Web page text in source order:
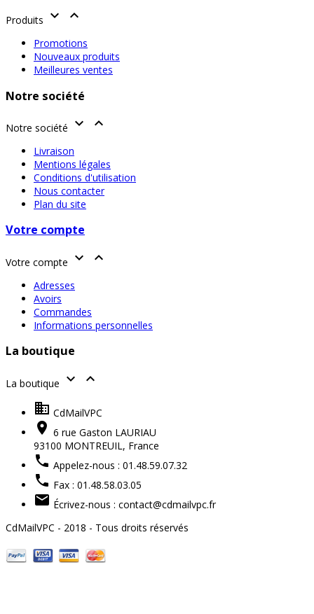
Produits  
Promotions
Nouveaux produits
Meilleures ventes
Notre société
Notre société  
Livraison
Mentions légales
Conditions d'utilisation
Nous contacter
Plan du site
Votre compte
Votre compte  
Adresses
Avoirs
Commandes
Informations personnelles
La boutique
La boutique 

 CdMailVPC
 6 rue Gaston LAURIAU
93100 MONTREUIL, France
 Appelez-nous : 01.48.59.07.32
 Fax : 01.48.58.03.05
 Écrivez-nous : contact@cdmailvpc.fr
CdMailVPC - 2018 - Tous droits réservés